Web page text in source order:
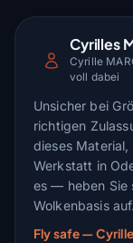
Cyrilles
Cyrille
voll dabei
Unsicher bei
richtigen
dieses
Werkstatt in
es — heben Sie
Wolkenbasis auf.
Fly safe —